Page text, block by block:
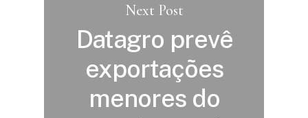
Next Post
Datagro prevê
exportações
menores do